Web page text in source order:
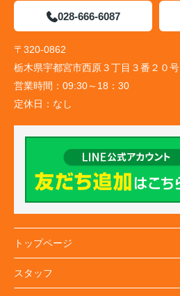
028-666-6087
〒320-0862
栃木県宇都宮市西原３丁目３番２０号
営業時間： 09:30～18：30
定休日： なし
トップページ
スタッフ